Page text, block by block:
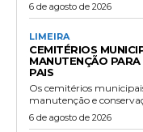
6 de agosto de 2026
LIMEIRA
CEMITÉRIOS
MANUTENÇÃO
PAIS
Os cemitérios
manutenção e
6 de agosto de 2026